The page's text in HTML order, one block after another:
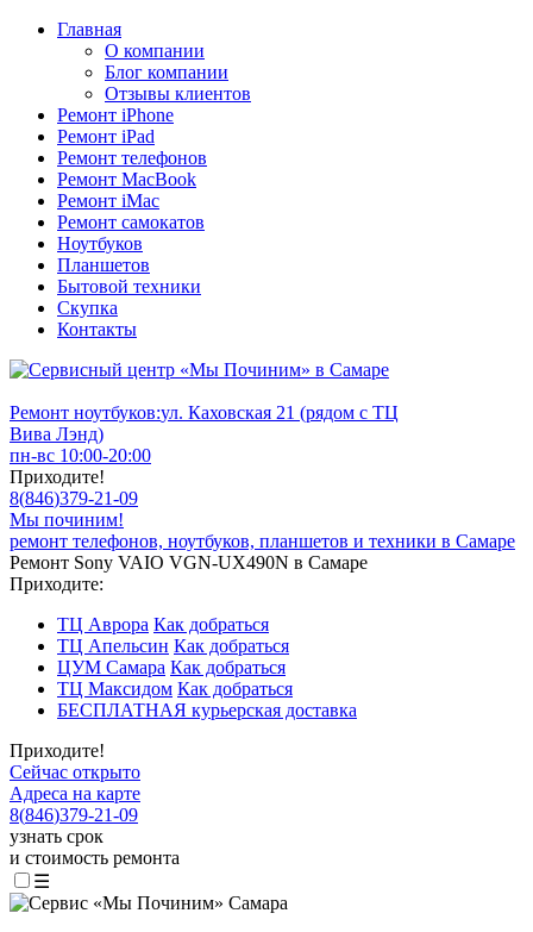
Главная
О компании
Блог компании
Отзывы клиентов
Ремонт iPhone
Ремонт iPad
Ремонт телефонов
Ремонт MacBook
Ремонт iMac
Ремонт самокатов
Ноутбуков
Планшетов
Бытовой техники
Скупка
Контакты
Ремонт ноутбуков:ул. Каховская 21 (рядом с ТЦ
Вива Лэнд)
пн-вс 10:00-20:00
Приходите!
8(846)379-21-09
Мы починим!
ремонт телефонов, ноутбуков, планшетов и техники в Самаре
Ремонт Sony VAIO VGN-UX490N в Самаре
Приходите:
ТЦ Аврора Как добраться
ТЦ Апельсин Как добраться
ЦУМ Самара Как добраться
ТЦ Максидом Как добраться
БЕСПЛАТНАЯ курьерская доставка
Приходите!
Сейчас открыто
Адреса на карте
8(846)379-21-09
узнать срок
и стоимость ремонта
☰